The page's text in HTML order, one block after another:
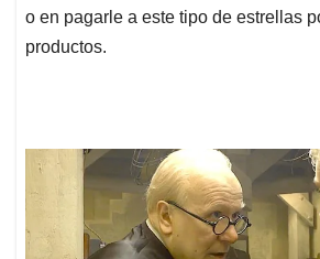
o en pagarle a este tipo de estrellas
productos.